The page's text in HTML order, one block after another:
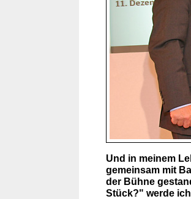
Und in meinem
gemeinsam mit
der Bühne
Stück?" werde